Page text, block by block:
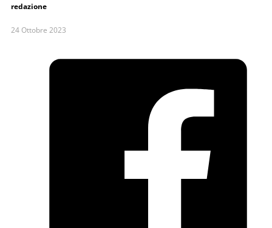
redazione
24 Ottobre 2023